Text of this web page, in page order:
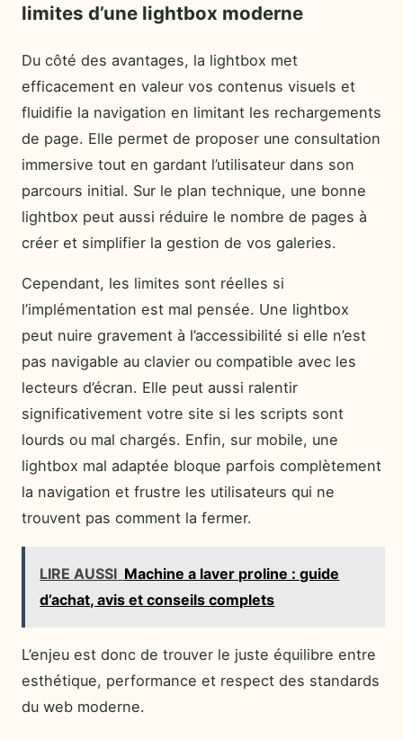
limites d’une lightbox moderne
Du côté des avantages, la lightbox met
efficacement en valeur vos contenus visuels et
fluidifie la navigation en limitant les rechargements
de page. Elle permet de proposer une consultation
immersive tout en gardant l’utilisateur dans son
parcours initial. Sur le plan technique, une bonne
lightbox peut aussi réduire le nombre de pages à
créer et simplifier la gestion de vos galeries.
Cependant, les limites sont réelles si
l’implémentation est mal pensée. Une lightbox
peut nuire gravement à l’accessibilité si elle n’est
pas navigable au clavier ou compatible avec les
lecteurs d’écran. Elle peut aussi ralentir
significativement votre site si les scripts sont
lourds ou mal chargés. Enfin, sur mobile, une
lightbox mal adaptée bloque parfois complètement
la navigation et frustre les utilisateurs qui ne
trouvent pas comment la fermer.
LIRE AUSSI Machine a laver proline : guide
d’achat, avis et conseils complets
L’enjeu est donc de trouver le juste équilibre entre
esthétique, performance et respect des standards
du web moderne.